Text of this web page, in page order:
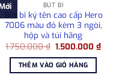
₫.
BÚT BI
Bút bi ký tên cao cấp Hero
7006 màu đỏ kèm 3 ngòi,
hộp và túi hãng
1.750.000₫ Giá
là:
1.750.000 ₫.
1.500.000₫Giá
hiện
THÊM VÀO GIỎ HÀNG